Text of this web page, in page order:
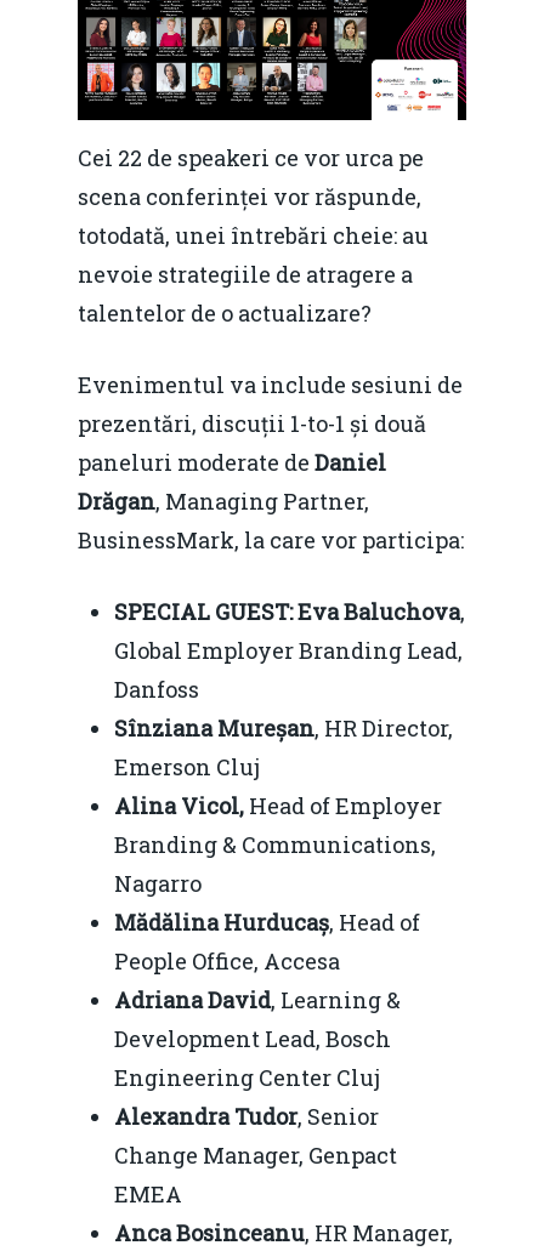
Cei 22 de speakeri ce vor urca pe
scena conferinței vor răspunde,
totodată, unei întrebări cheie: au
nevoie strategiile de atragere a
talentelor de o actualizare?
Evenimentul va include sesiuni de
prezentări, discuții 1-to-1 și două
paneluri moderate de Daniel
Drăgan, Managing Partner,
BusinessMark, la care vor participa:
SPECIAL GUEST: Eva Baluchova,
Global Employer Branding Lead,
Danfoss
Sînziana Mureșan, HR Director,
Emerson Cluj
Alina Vicol, Head of Employer
Branding & Communications,
Nagarro
Mădălina Hurducaș, Head of
People Office, Accesa
Adriana David, Learning &
Development Lead, Bosch
Engineering Center Cluj
Alexandra Tudor, Senior
Change Manager, Genpact
EMEA
Anca Bosinceanu, HR Manager,